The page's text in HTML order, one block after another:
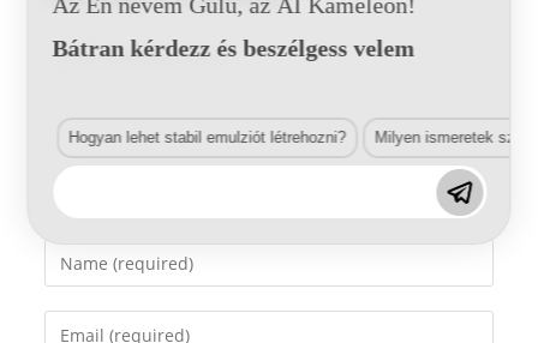
Comment
Enter
your
name
Enter
Bátran kérdezz és beszélgess velem
Hogyan lehet stabil emulziót létrehozni? Milyen ismeretek